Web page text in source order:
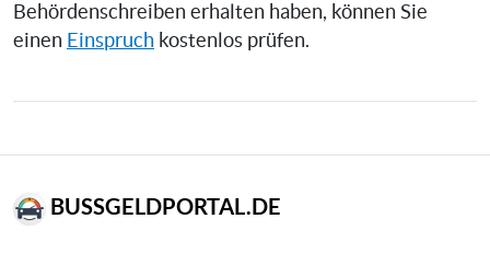
Behördenschreiben erhalten haben, können Sie
einen Einspruch kostenlos prüfen.
BUSSGELDPORTAL.DE